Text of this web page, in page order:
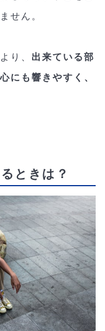
せん。
り、 出来ている部
にも響きやすく、
ときは？